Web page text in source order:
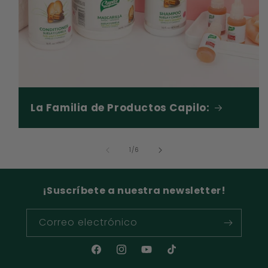
La Familia de Productos Capilo:
1 /de
6
¡Suscríbete a nuestra newsletter!
Correo electrónico
FacebookInstagramYouTubeTikTok